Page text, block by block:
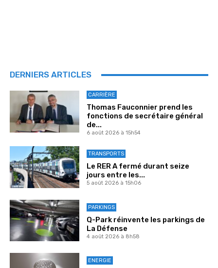
DERNIERS ARTICLES
CARRIÈRE
Thomas Fauconnier prend les
fonctions de secrétaire général
de...
6 août 2026 à 15h54
TRANSPORTS
Le RER A fermé durant seize
jours entre les...
5 août 2026 à 15h06
PARKINGS
Q-Park réinvente les parkings de
La Défense
4 août 2026 à 8h58
ENERGIE